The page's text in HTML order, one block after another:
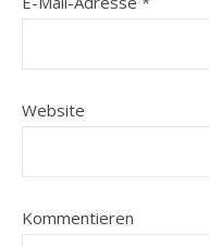
Website
Kommentieren